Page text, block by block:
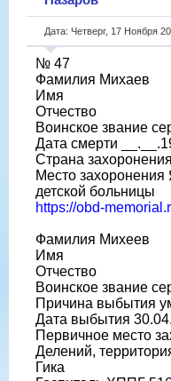
Дата: Четверг, 17 Ноября
№ 47
Фамилия Михаев
Имя
Отчество
Воинское звание
Дата смерти
Страна
Место захоронения
детской больницы
https://obd-
Фамилия Михеев
Имя
Отчество
Воинское звание
Причина выбытия
Дата выбытия
Первичное место
Делений,
Гика